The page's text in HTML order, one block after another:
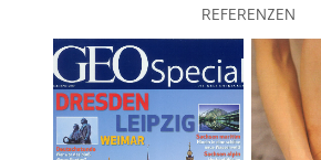
REFERENZEN